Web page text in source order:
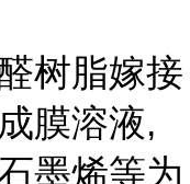
树脂嫁接
膜溶液,
墨烯等为